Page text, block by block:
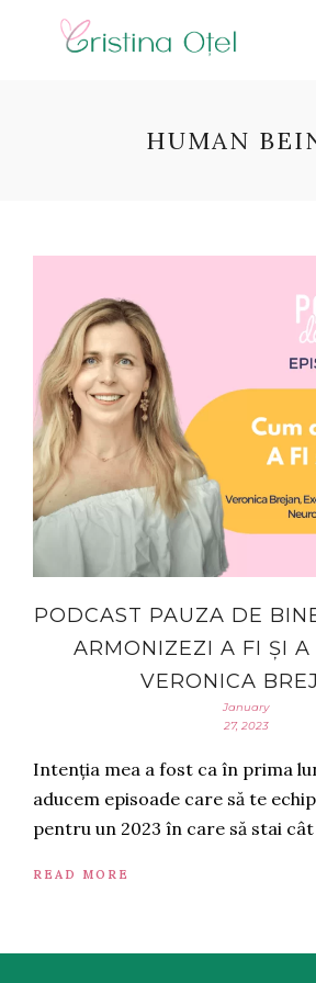
HUMAN
PODCAST PAUZA DE
ARMONIZEZI A FI ȘI A
VERONICA
January
27, 2023
Intenția mea a fost ca în prima
aducem episoade care să te
pentru un 2023 în care să stai
READ MORE